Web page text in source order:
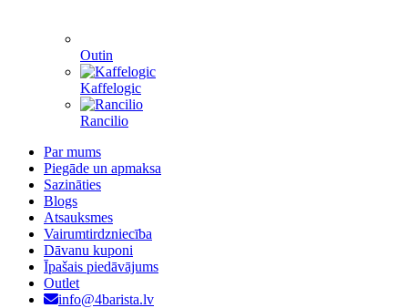
Outin
Kaffelogic
Rancilio
Par mums
Piegāde un apmaksa
Sazināties
Blogs
Atsauksmes
Vairumtirdzniecība
Dāvanu kuponi
Īpašais piedāvājums
Outlet
info@4barista.lv